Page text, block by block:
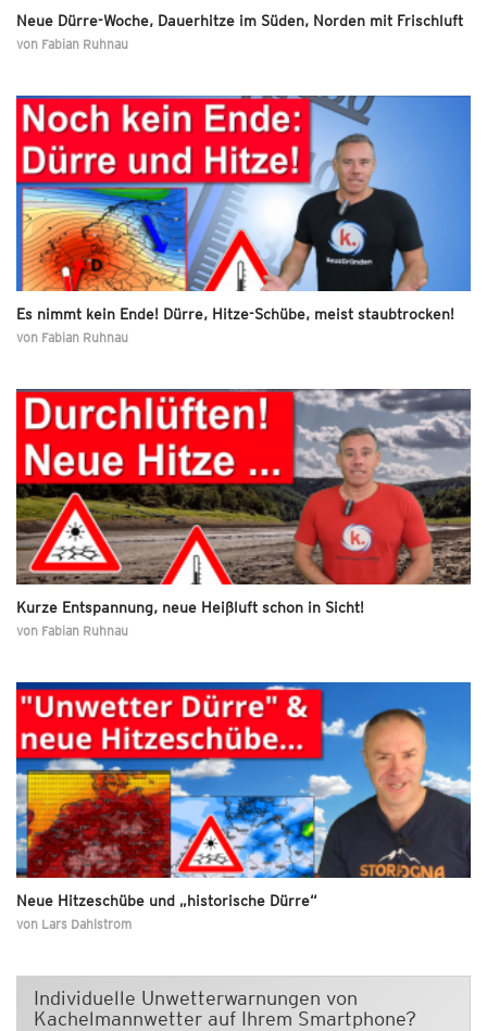
Neue Dürre-Woche, Dauerhitze im Süden, Norden mit Frischluft
von Fabian Ruhnau
Es nimmt kein Ende! Dürre, Hitze-Schübe, meist staubtrocken!
von Fabian Ruhnau
Kurze Entspannung, neue Heißluft schon in Sicht!
von Fabian Ruhnau
Neue Hitzeschübe und „historische Dürre“
von Lars Dahlstrom
Individuelle Unwetterwarnungen von
Kachelmannwetter auf Ihrem Smartphone?